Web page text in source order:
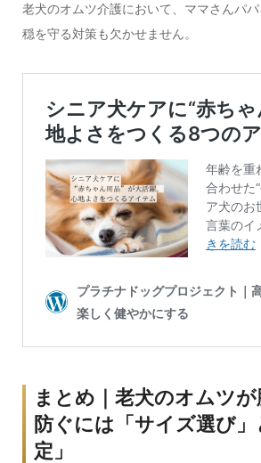
老犬のオムツ介護において、ママさんパ
穏を守る対策も欠かせません。
まとめ｜老犬のオムツ
防ぐには「サイズ選び」
定」